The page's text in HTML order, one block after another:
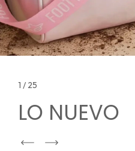
1 / 25
LO NUEVO